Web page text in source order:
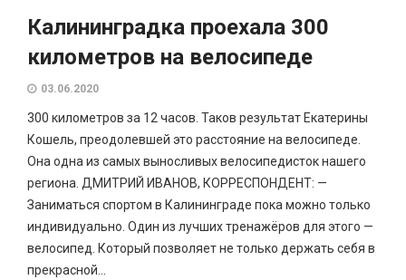
Калининградка проехала 300
километров на велосипеде
03.06.2020
300 километров за 12 часов. Таков результат Екатерины
Кошель, преодолевшей это расстояние на велосипеде.
Она одна из самых выносливых велосипедисток нашего
региона. ДМИТРИЙ ИВАНОВ, КОРРЕСПОНДЕНТ: —
Заниматься спортом в Калининграде пока можно только
индивидуально. Один из лучших тренажёров для этого —
велосипед. Который позволяет не только держать себя в
прекрасной...